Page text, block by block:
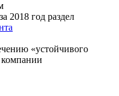
2018 год раздел
«устойчивого
компании